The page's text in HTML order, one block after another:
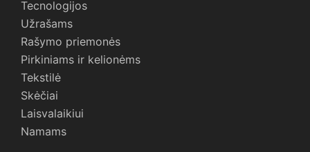
Tecnologijos
Užrašams
Rašymo priemonės
Pirkiniams ir kelionėms
Tekstilė
Skėčiai
Laisvalaikiui
Namams